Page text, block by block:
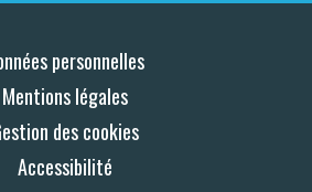
personnelles
Mentions légales
des cookies
Accessibilité